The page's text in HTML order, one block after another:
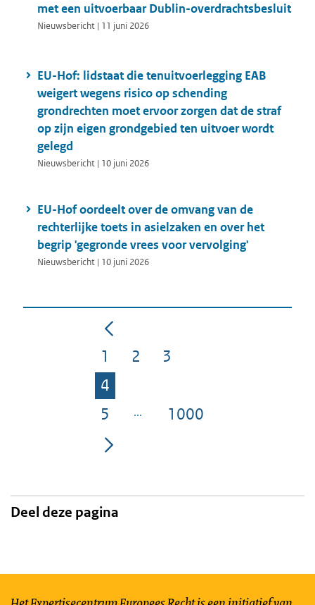
met een uitvoerbaar Dublin-overdrachtsbesluit
Nieuwsbericht | 11 juni 2026
EU-Hof: lidstaat die tenuitvoerlegging EAB
weigert wegens risico op schending
grondrechten moet ervoor zorgen dat de straf
op zijn eigen grondgebied ten uitvoer wordt
gelegd
Nieuwsbericht | 10 juni 2026
EU-Hof oordeelt over de omvang van de
rechterlijke toets in asielzaken en over het
begrip 'gegronde vrees voor vervolging'
Nieuwsbericht | 10 juni 2026
Pagina
1 Pagina
2 Pagina
3
Pagina
4
Pagina
5 Pagina
1000
Deel deze pagina